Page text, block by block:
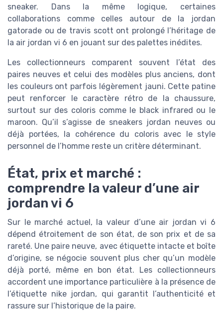
sneaker. Dans la même logique, certaines
collaborations comme celles autour de la jordan
gatorade ou de travis scott ont prolongé l’héritage de
la air jordan vi 6 en jouant sur des palettes inédites.
Les collectionneurs comparent souvent l’état des
paires neuves et celui des modèles plus anciens, dont
les couleurs ont parfois légèrement jauni. Cette patine
peut renforcer le caractère rétro de la chaussure,
surtout sur des coloris comme le black infrared ou le
maroon. Qu’il s’agisse de sneakers jordan neuves ou
déjà portées, la cohérence du coloris avec le style
personnel de l’homme reste un critère déterminant.
État, prix et marché :
comprendre la valeur d’une air
jordan vi 6
Sur le marché actuel, la valeur d’une air jordan vi 6
dépend étroitement de son état, de son prix et de sa
rareté. Une paire neuve, avec étiquette intacte et boîte
d’origine, se négocie souvent plus cher qu’un modèle
déjà porté, même en bon état. Les collectionneurs
accordent une importance particulière à la présence de
l’étiquette nike jordan, qui garantit l’authenticité et
rassure sur l’historique de la paire.